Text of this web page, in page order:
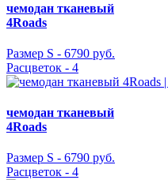
чемодан тканевый
4Roads
Размер S - 6790 руб.
Расцветок - 4
чемодан тканевый
4Roads
Размер S - 6790 руб.
Расцветок - 4